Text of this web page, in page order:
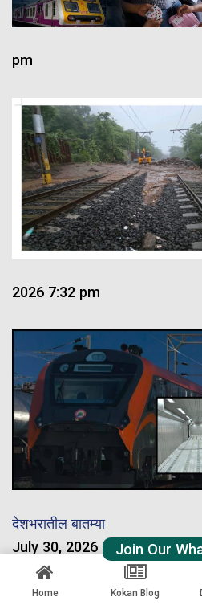
pm
2026 7:32 pm
देशभरातील बातम्या
July 30, 2026 1:55 pm
Home Kokan Blog
Join Our